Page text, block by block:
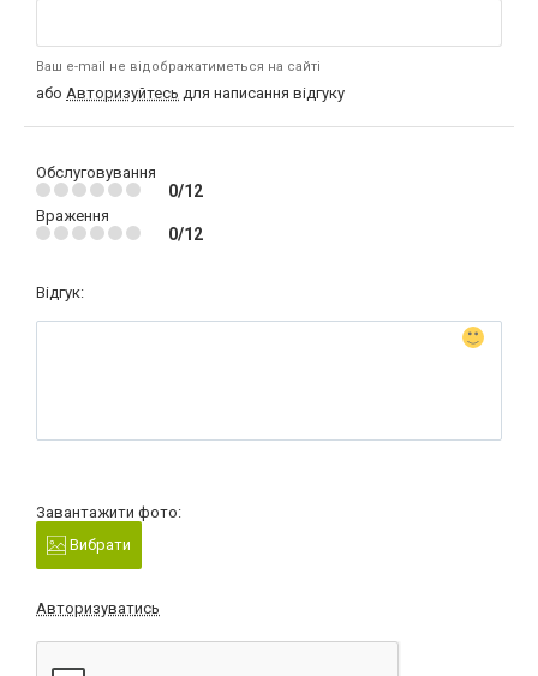
Ваш e-mail не відображатиметься на сайті
або Авторизуйтесь для написання відгуку
Обслуговування
0/12
Враження
0/12
Відгук:
Завантажити фото:
Вибрати
Авторизуватись